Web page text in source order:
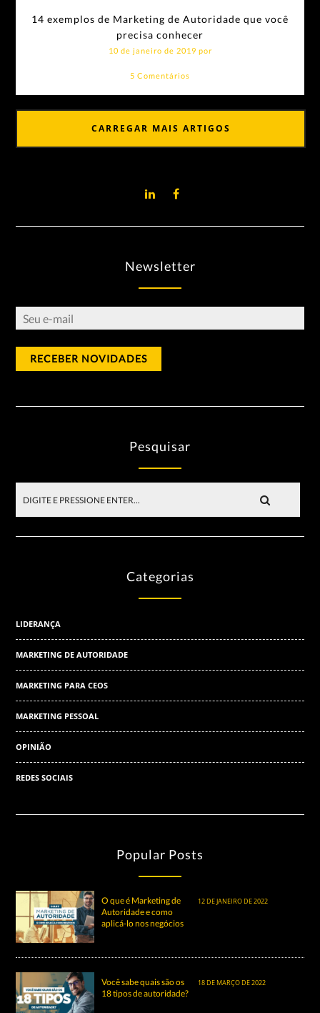
14 exemplos de Marketing de Autoridade que você
precisa conhecer
10 de janeiro de 2019 por
5 Comentários
CARREGAR MAIS ARTIGOS
Newsletter
Pesquisar
Categorias
LIDERANÇA
MARKETING DE AUTORIDADE
MARKETING PARA CEOS
MARKETING PESSOAL
OPINIÃO
REDES SOCIAIS
Popular Posts
O que é Marketing de
Autoridade e como
aplicá-lo nos negócios
12 DE JANEIRO DE 2022
Você sabe quais são os
18 tipos de autoridade?
18 DE MARÇO DE 2022